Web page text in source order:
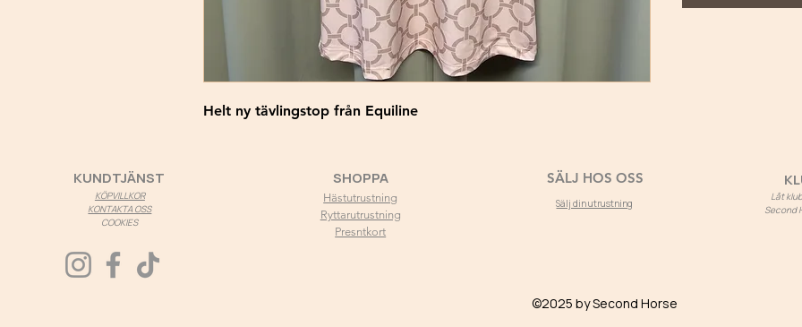
Helt ny tävlingstop från Equiline
KUNDTJÄNST
KÖPVILLKOR
KONTAKTA OSS
COOKIES
SHOPPA
Hästutrustning
Ryttarutrustning
Presntkort
SÄLJ HOS OSS
Sälj din utrustning
©2025 by Second Horse
Låt
Second